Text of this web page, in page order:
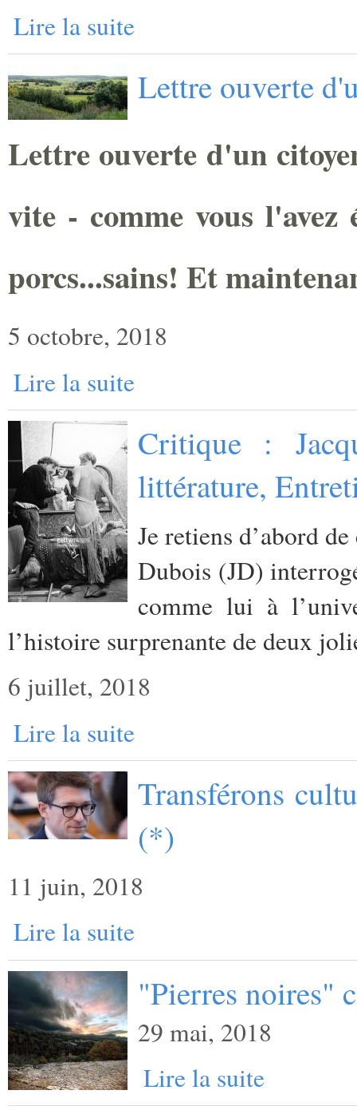
Lire la suite
Lettre ouverte
Lettre ouverte d'un
vite - comme vous
porcs...sains! Et
5 octobre, 2018
Lire la suite
Critique :
littérature,
Je retiens d’abord
Dubois (JD)
comme lui à
l’histoire surprenante de deux
6 juillet, 2018
Lire la suite
Transférons
(*)
11 juin, 2018
Lire la suite
"Pierres noires"
29 mai, 2018
Lire la suite